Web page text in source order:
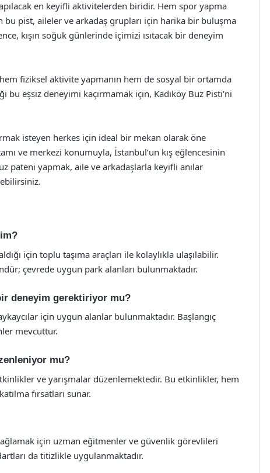
en keyifli aktivitelerden biridir. Hem spor yapma
bu pist, aileler ve arkadaş grupları için harika bir buluşma
kışın soğuk günlerinde içimizi ısıtacak bir deneyim
fiziksel aktivite yapmanın hem de sosyal bir ortamda
bu eşsiz deneyimi kaçırmamak için, Kadıköy Buz Pisti’ni
isteyen herkes için ideal bir mekan olarak öne
ve merkezi konumuyla, İstanbul’un kış eğlencesinin
pateni yapmak, aile ve arkadaşlarla keyifli anılar
için toplu taşıma araçları ile kolaylıkla ulaşılabilir.
çevrede uygun park alanları bulunmaktadır.
deneyim gerektiriyor mu?
için uygun alanlar bulunmaktadır. Başlangıç
mevcuttur.
mu?
ve yarışmalar düzenlemektedir. Bu etkinlikler, hem
fırsatları sunar.
için uzman eğitmenler ve güvenlik görevlileri
da titizlikle uygulanmaktadır.